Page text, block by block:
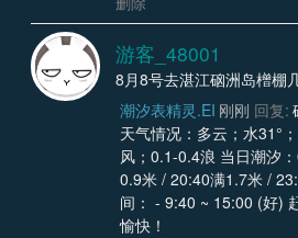
游客_48001
8月8号去湛江硇洲岛橧棚
潮汐表精灵.EI 刚刚 回复:
天气情况：多云；水31°
风；0.1-0.4浪 当日潮汐
0.9米 / 20:40满1.7米 /
间： - 9:40 ~ 15:00 (好)
愉快！